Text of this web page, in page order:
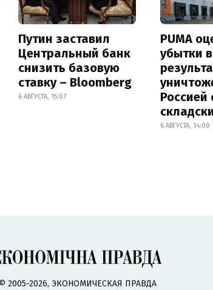
Путин заставил
Центральный банк
снизить базовую
ставку – Bloomberg
6 АВГУСТА, 15:07
PUMA
убытки в
Россией
6 АВГУСТА, 14:00
2005-2026, ЭКОНОМИЧЕСКАЯ ПРАВДА